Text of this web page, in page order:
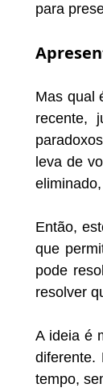
para
Mas qual
recente,
leva de
Então,
que
pode
resolver
A ideia é
diferente.
tempo,